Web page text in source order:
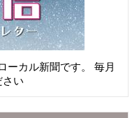
ーカル新聞です。 毎月
さい